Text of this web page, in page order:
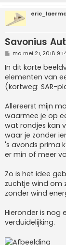
Savonius
B
c
h
t
ma mei 21, 2018
In dit korte
elementen van
(kortweg: SAR-
Allereerst mijn
waarmee je op
wat rondjes kan
waar je zonder
's avonds prima
er min of meer
Zo is het idee
zuchtje wind om
zonder wind
Hieronder is nog
verduidelijking: